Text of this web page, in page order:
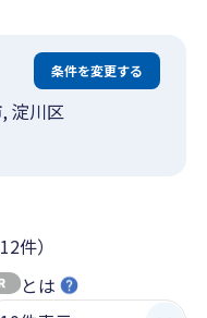
条件を変更する
淀川区
件）
とは